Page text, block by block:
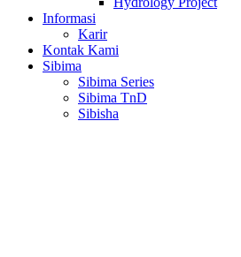
Informasi
Karir
Kontak Kami
Sibima
Sibima Series
Sibima TnD
Sibisha